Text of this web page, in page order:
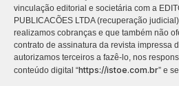
vinculação editorial e societária com a
PUBLICACÕES LTDA (recuperação
realizamos cobranças e que também não
contrato de assinatura da revista impressa
autorizamos terceiros a fazê-lo, nos
conteúdo digital “https://istoe.com.br” e